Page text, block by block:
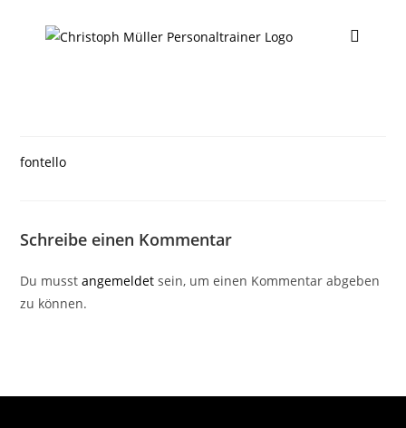
fontello
Schreibe einen Kommentar
Du musstangemeldet sein, um einen Kommentar abgeben
zu können.